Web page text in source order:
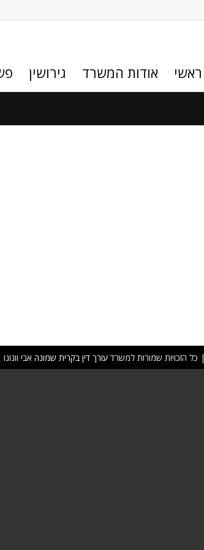
ראשי אודות המשרד גירושין
| כל הזכויות שמורות למשרד עורך דין בקרית שמונה אבי